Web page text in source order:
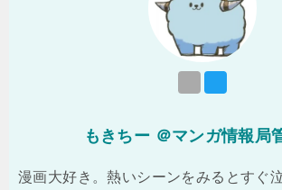
もきちー ＠マンガ情報局
漫画大好き。熱いシーンをみるとすぐ